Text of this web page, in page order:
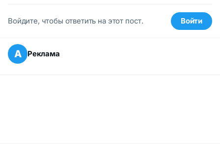
Войдите, чтобы ответить на этот пост. Войти
А Реклама